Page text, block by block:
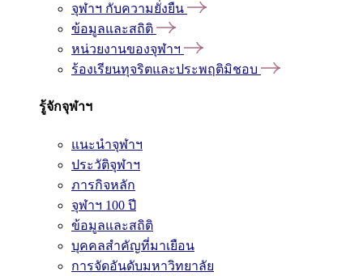
จุฬาฯ กับความยั่งยืน
ข้อมูลและสถิติ
หน่วยงานของจุฬาฯ
ร้องเรียนทุจริตและประพฤติมิชอบ
รู้จักจุฬาฯ
แนะนำจุฬาฯ
ประวัติจุฬาฯ
ภารกิจหลัก
จุฬาฯ 100 ปี
ข้อมูลและสถิติ
บุคคลสำคัญที่มาเยือน
การจัดอันดับมหาวิทยาลัย